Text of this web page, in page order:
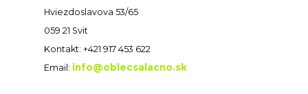
Hviezdoslavova 53/65
059 21 Svit
Kontakt: +421 917 453 622
Email: info@oblecsalacno.sk